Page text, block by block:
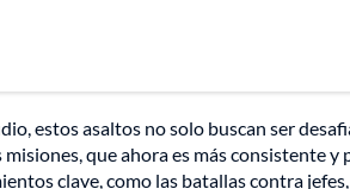
estos asaltos no solo buscan ser
que ahora es más consistente
clave, como las batallas contra